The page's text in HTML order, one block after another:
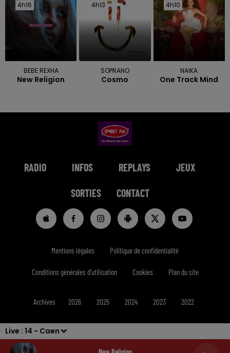
Live : 14 - Caen
4h16
4h16
BEBE REXHA
New Religion
4h13
4h13
SOPRANO
Cosmo
4h10
4h10
NAIKA
One Track Mind
RADIO INFOS REPLAYS JEUX
SORTIES CONTACT
Mentions légales Politique de confidentialité
Conditions générales d'utilisation Cookies Plan du site
Archives 2026 2025 2024 2023 2022